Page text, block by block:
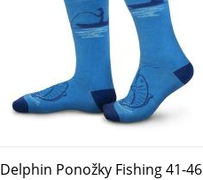
Delphin Ponožky Fishing 41-46